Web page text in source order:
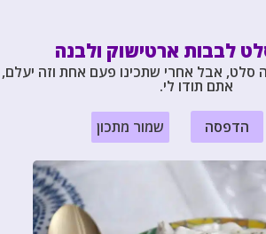
לבבות ארטישוק ולבנה
סלט, אבל אחרי שתכינו פעם אחת וזה יעלם,
אתם תודו לי.
הדפסה שמור מתכון